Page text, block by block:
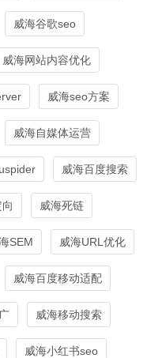
威海谷歌seo
威海网站内容优化
威海seo方案
威海自媒体运营
威海百度搜索
威海死链
SEM 威海URL优化
威海百度移动适配
威海移动搜索
威海小红书seo